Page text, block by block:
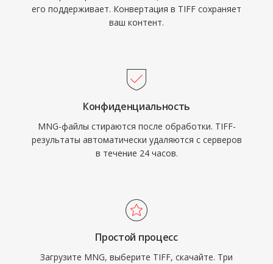
его поддерживает. Конвертация в TIFF сохраняет
ваш контент.
Конфиденциальность
MNG-файлы стираются после обработки. TIFF-
результаты автоматически удаляются с серверов
в течение 24 часов.
Простой процесс
Загрузите MNG, выберите TIFF, скачайте. Три